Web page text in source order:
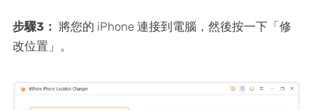
步驟3： 將您的 iPhone 連接到電腦，然後按一下「修
改位置」。